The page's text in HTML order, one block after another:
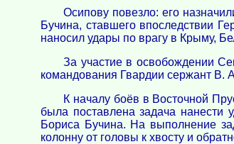
Осипову повезло: его
Бучина, ставшего впоследствии
наносил удары по врагу в Крыму,
За участие в освобождении
командования Гвардии сержант В.
К началу боёв в Восточной
была поставлена задача нанести
Бориса Бучина. На выполнение
колонну от головы к хвосту и